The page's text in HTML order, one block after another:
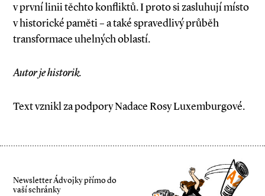
v první linii těchto konfliktů. I proto si zasluhují místo
v historické paměti – a také spravedlivý průběh
transformace uhelných oblastí.
Autor je historik.
Text vznikl za podpory Nadace Rosy Luxemburgové.
Newsletter Ádvojky přímo do
vaší schránky